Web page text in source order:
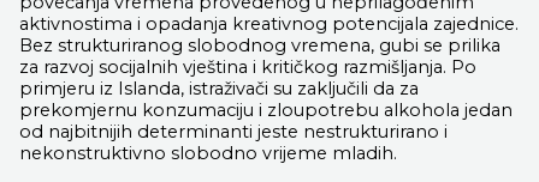
aktivnostima i opadanja kreativnog potencijala zajednice.
Bez strukturiranog slobodnog vremena, gubi se prilika
za razvoj socijalnih vještina i kritičkog razmišljanja. Po
primjeru iz Islanda, istraživači su zaključili da za
prekomjernu konzumaciju i zloupotrebu alkohola jedan
od najbitnijih determinanti jeste nestrukturirano i
nekonstruktivno slobodno vrijeme mladih.